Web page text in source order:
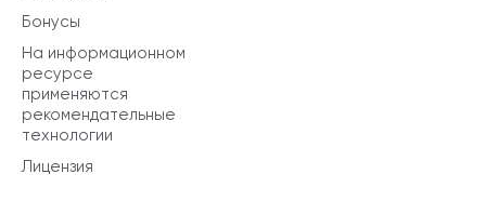
Бонусы
На информационном
ресурсе
применяются
рекомендательные
технологии
Лицензия